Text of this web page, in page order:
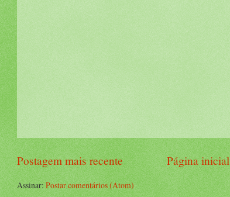
Postagem mais recente Página inicial
Assinar:Postar comentários (Atom)